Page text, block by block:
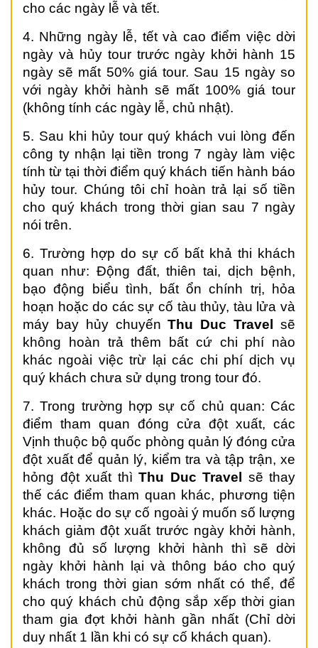
cho các ngày lễ và tết.
4. Những ngày lễ, tết và cao điểm việc dời
ngày và hủy tour trước ngày khởi hành 15
ngày sẽ mất 50% giá tour. Sau 15 ngày so
với ngày khởi hành sẽ mất 100% giá tour
(không tính các ngày lễ, chủ nhật).
5. Sau khi hủy tour quý khách vui lòng đến
công ty nhận lại tiền trong 7 ngày làm việc
tính từ tại thời điểm quý khách tiến hành báo
hủy tour. Chúng tôi chỉ hoàn trả lại số tiền
cho quý khách trong thời gian sau 7 ngày
nói trên.
6. Trường hợp do sự cố bất khả thi khách
quan như: Động đất, thiên tai, dịch bệnh,
bạo động biểu tình, bất ổn chính trị, hỏa
hoạn hoặc do các sự cố tàu thủy, tàu lửa và
máy bay hủy chuyếnThu Duc Travel
sẽ
không hoàn trả thêm bất cứ chi phí nào
khác ngoài việc trừ lại các chi phí dịch vụ
quý khách chưa sử dụng trong tour đó.
7. Trong trường hợp sự cố chủ quan: Các
điểm tham quan đóng cửa đột xuất, các
Vịnh thuộc bộ quốc phòng quản lý đóng cửa
đột xuất để quản lý, kiểm tra và tập trận, xe
hỏng đột xuất thì Thu Duc Travel
sẽ thay
thế các điểm tham quan khác, phương tiện
khác. Hoặc do sự cố ngoài ý muốn số lượng
khách giảm đột xuất trước ngày khởi hành,
không đủ số lượng khởi hành thì sẽ dời
ngày khởi hành lại và thông báo cho quý
khách trong thời gian sớm nhất có thể, để
cho quý khách chủ động sắp xếp thời gian
tham gia đợt khởi hành gần nhất (Chỉ dời
duy nhất 1 lần khi có sự cố khách quan).